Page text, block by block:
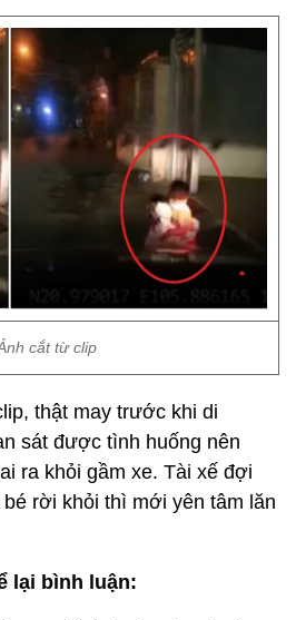
cắt từ clip
thật may trước khi di
sát được tình huống nên
ra khỏi gầm xe. Tài xế đợi
rời khỏi thì mới yên tâm lăn
lại bình luận: